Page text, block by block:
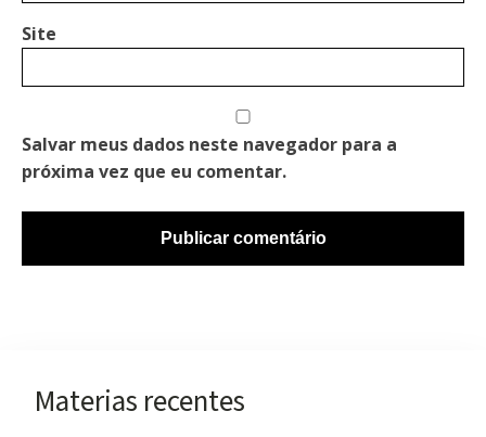
Site
Salvar meus dados neste navegador para a
próxima vez que eu comentar.
Materias recentes